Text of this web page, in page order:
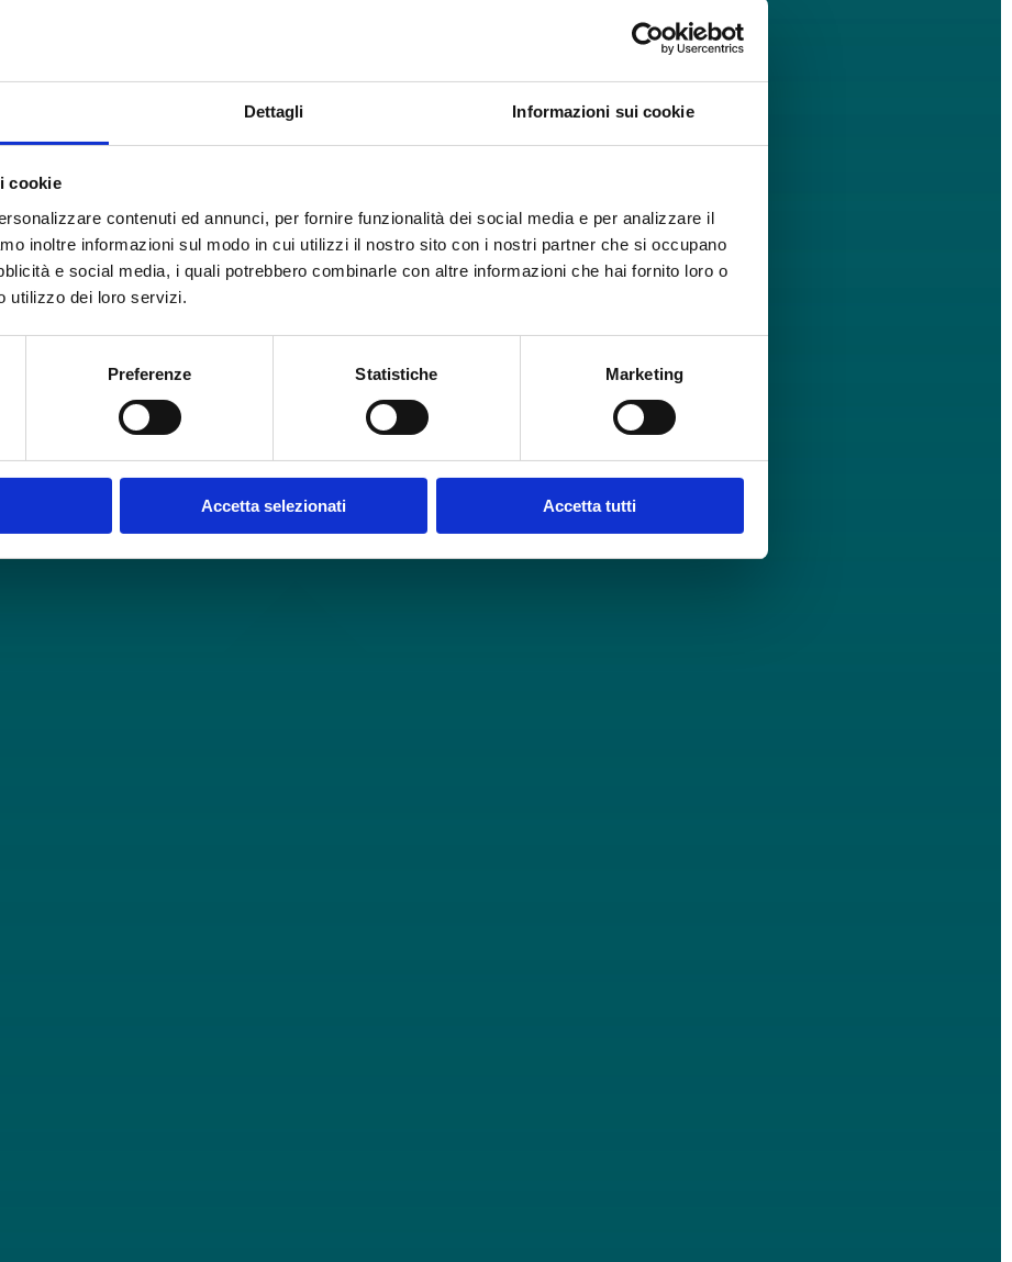
Dettagli Informazioni sui cookie
cookie
contenuti ed annunci, per fornire funzionalità dei social media e per analizzare il
inoltre informazioni sul modo in cui utilizzi il nostro sito con i nostri partner che si occupano
e social media, i quali potrebbero combinarle con altre informazioni che hai fornito loro o
utilizzo dei loro servizi.
Preferenze Statistiche Marketing
Accetta selezionati Accetta tutti